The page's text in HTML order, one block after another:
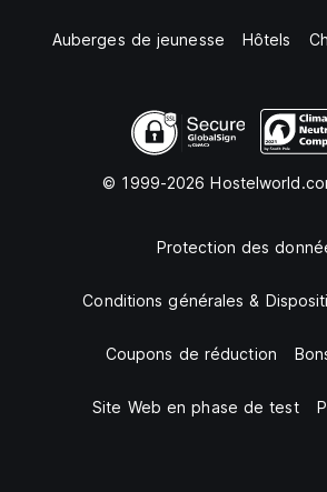
Auberges de jeunesse Hôtels
© 1999-2026
Protection des
Conditions générales &
Coupons de réduction
Site Web en phase de test